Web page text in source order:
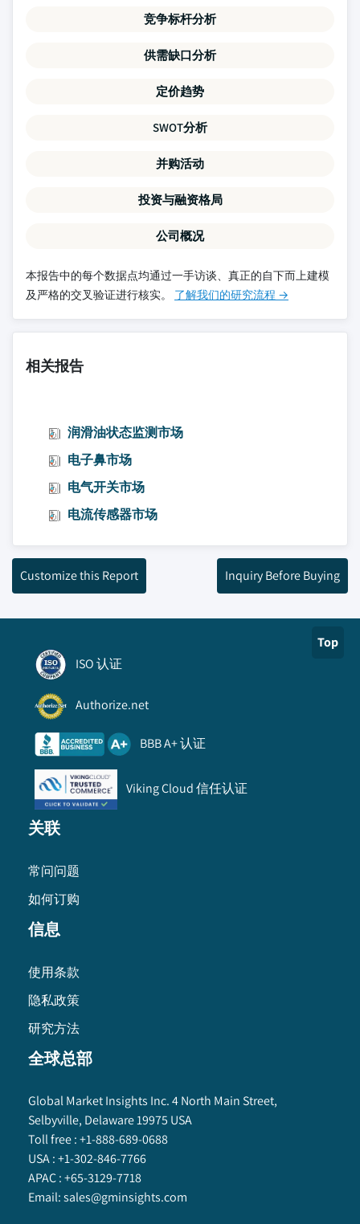
竞争标杆分析
供需缺口分析
定价趋势
SWOT分析
并购活动
投资与融资格局
公司概况
本报告中的每个数据点均通过一手访谈、真正的自下而上建模
及严格的交叉验证进行核实。 了解我们的研究流程 →
相关报告
润滑油状态监测市场
电子鼻市场
电气开关市场
电流传感器市场
Customize this Report Inquiry Before Buying
Top
ISO 认证
Authorize.net
BBB A+ 认证
Viking Cloud 信任认证
关联
常问问题
如何订购
信息
使用条款
隐私政策
研究方法
全球总部
Global Market Insights Inc. 4 North Main Street,
Selbyville, Delaware 19975 USA
Toll free :+1-888-689-0688
USA :+1-302-846-7766
APAC :+65-3129-7718
Email:sales@gminsights.com